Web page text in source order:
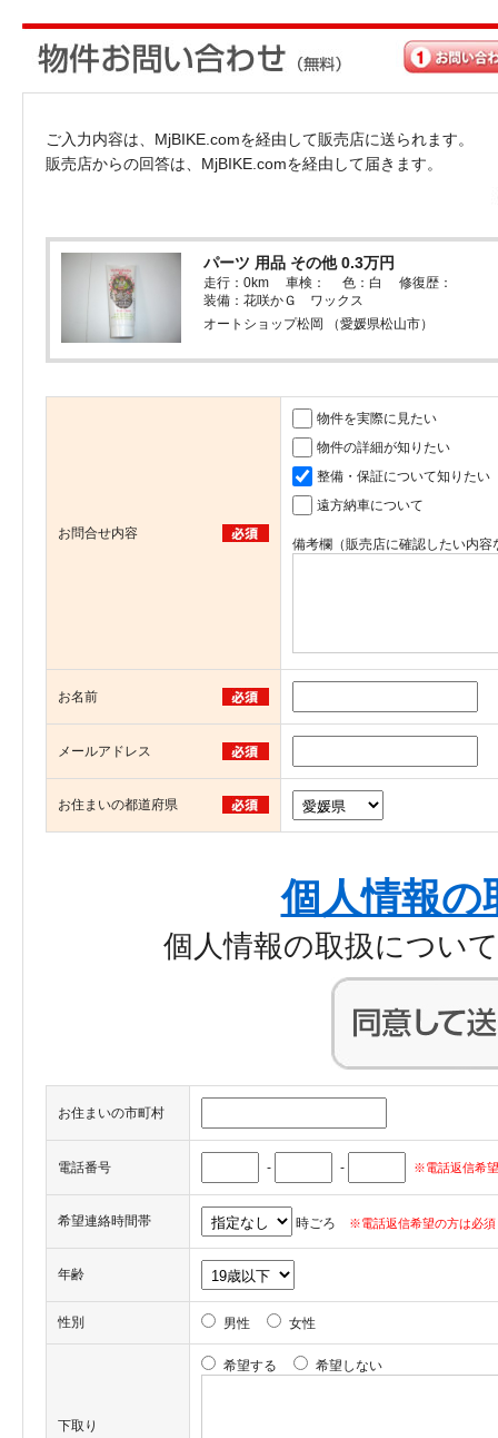
ご入力内容は、MjBIKE.comを経由して販売店に送られます。
販売店からの回答は、MjBIKE.comを経由して届きます。
パーツ 用品 その他 0.3万円
走行：0km 車検： 色：白 修復歴：
装備：花咲かＧ ワックス
オートショップ松岡 （愛媛県松山市）
お問合せ内容
物件を実際に見たい
物件の詳細が知りたい
整備・保証について知りたい
遠方納車について
備考欄（販売店に確認したい内
お名前
メールアドレス
お住まいの都道府県
個人情報の
個人情報の取扱につい
お住まいの市町村
電話番号 - - ※電話返信希
希望連絡時間帯 時ごろ ※電話返信希望の方は必須
年齢
性別 男性 女性
下取り
希望する 希望しない